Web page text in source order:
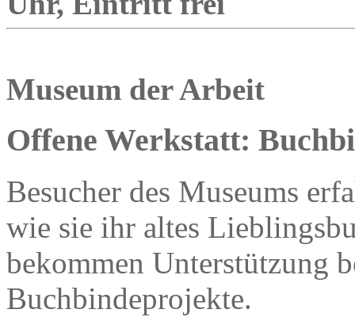
Museum der Arbeit
Offene Werkstatt:
Besucher des Museums
wie sie ihr altes
bekommen Unterstützung
Buchbindeprojekte.